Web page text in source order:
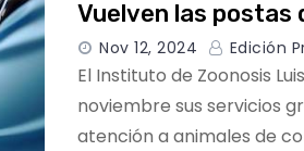
Vuelven las postas
Nov 12, 2024 Edición
El Instituto de Zoonosis
noviembre sus servicios
atención a animales de